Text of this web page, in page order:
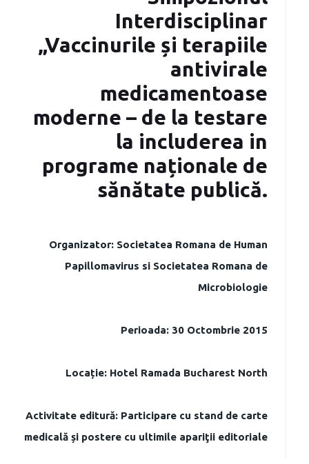
Interdisciplinar
„Vaccinurile și terapiile
antivirale
medicamentoase
moderne – de la testare
la includerea in
programe naționale de
sănătate publică.
Organizator: Societatea Romana de Human
Papillomavirus si Societatea Romana de
Microbiologie
Perioada: 30 Octombrie 2015
Locație: Hotel Ramada Bucharest North
Activitate editură: Participare cu stand de carte
medicală și postere cu ultimile apariţii editoriale